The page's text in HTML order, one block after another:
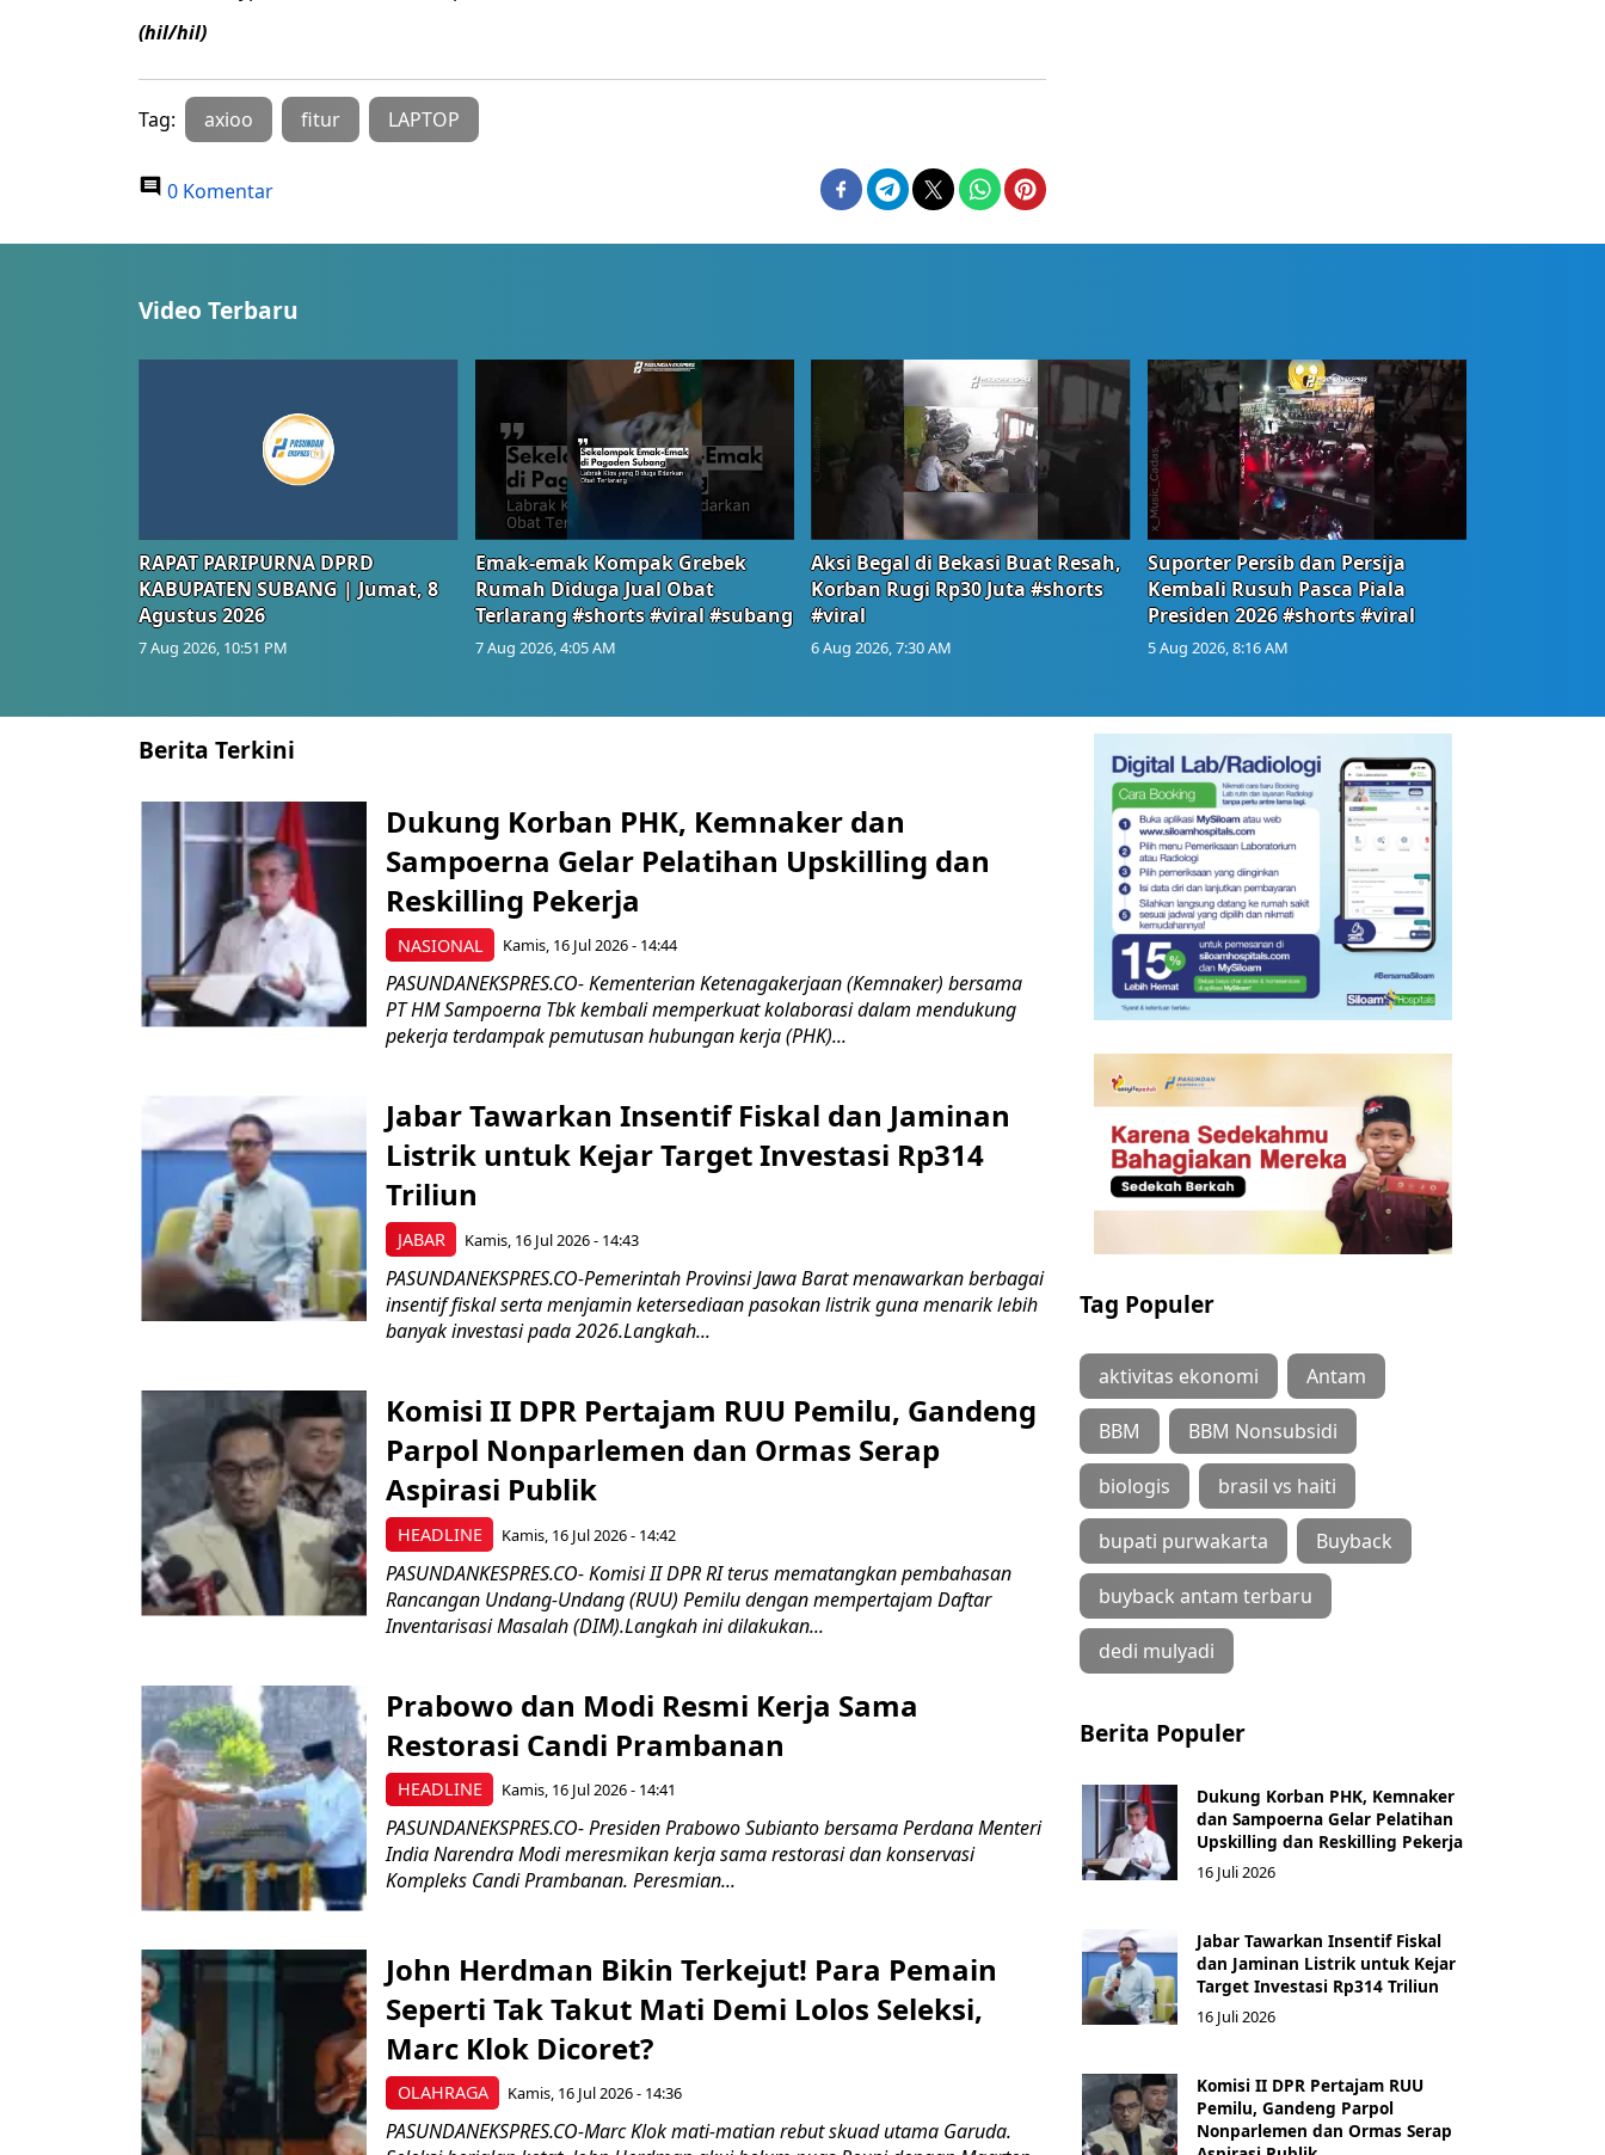
(hil/hil)
Tag: axioo fitur LAPTOP
0 Komentar
Video Terbaru
RAPAT PARIPURNA DPRD
KABUPATEN SUBANG | Jumat, 8
Agustus 2026
7 Aug 2026, 10:51 PM
Emak-emak Kompak Grebek
Rumah Diduga Jual Obat
Terlarang #shorts #viral #subang
7 Aug 2026, 4:05 AM
Aksi Begal di Bekasi Buat Resah,
Korban Rugi Rp30 Juta #shorts
#viral
6 Aug 2026, 7:30 AM
Suporter Persib dan Persija
Kembali Rusuh Pasca Piala
Presiden 2026 #shorts #viral
5 Aug 2026, 8:16 AM
Berita Terkini
NASIONAL
Dukung Korban PHK, Kemnaker dan
Sampoerna Gelar Pelatihan Upskilling dan
Reskilling Pekerja
Kamis, 16 Jul 2026 - 14:44
PASUNDANEKSPRES.CO- Kementerian Ketenagakerjaan (Kemnaker) bersama
PT HM Sampoerna Tbk kembali memperkuat kolaborasi dalam mendukung
pekerja terdampak pemutusan hubungan kerja (PHK)...
JABAR
Jabar Tawarkan Insentif Fiskal dan Jaminan
Listrik untuk Kejar Target Investasi Rp314
Triliun
Kamis, 16 Jul 2026 - 14:43
PASUNDANEKSPRES.CO-Pemerintah Provinsi Jawa Barat menawarkan berbagai
insentif fiskal serta menjamin ketersediaan pasokan listrik guna menarik lebih
banyak investasi pada 2026.Langkah...
HEADLINE
Komisi II DPR Pertajam RUU Pemilu, Gandeng
Parpol Nonparlemen dan Ormas Serap
Aspirasi Publik
Kamis, 16 Jul 2026 - 14:42
PASUNDANKESPRES.CO- Komisi II DPR RI terus mematangkan pembahasan
Rancangan Undang-Undang (RUU) Pemilu dengan mempertajam Daftar
Inventarisasi Masalah (DIM).Langkah ini dilakukan...
HEADLINE
Prabowo dan Modi Resmi Kerja Sama
Restorasi Candi Prambanan
Kamis, 16 Jul 2026 - 14:41
PASUNDANEKSPRES.CO- Presiden Prabowo Subianto bersama Perdana Menteri
India Narendra Modi meresmikan kerja sama restorasi dan konservasi
Kompleks Candi Prambanan. Peresmian...
OLAHRAGA
John Herdman Bikin Terkejut! Para Pemain
Seperti Tak Takut Mati Demi Lolos Seleksi,
Marc Klok Dicoret?
Kamis, 16 Jul 2026 - 14:36
PASUNDANEKSPRES.CO-Marc Klok mati-matian rebut skuad utama Garuda.
Tag Populer
aktivitas ekonomi Antam
BBM BBM Nonsubsidi
biologis brasil vs haiti
bupati purwakarta Buyback
buyback antam terbaru
dedi mulyadi
Berita Populer
Dukung Korban PHK, Kemnaker
dan Sampoerna Gelar Pelatihan
Upskilling dan Reskilling Pekerja
16 Juli 2026
Jabar Tawarkan Insentif Fiskal
dan Jaminan Listrik untuk Kejar
Target Investasi Rp314 Triliun
16 Juli 2026
Komisi II DPR Pertajam RUU
Pemilu, Gandeng Parpol
Nonparlemen dan Ormas Serap